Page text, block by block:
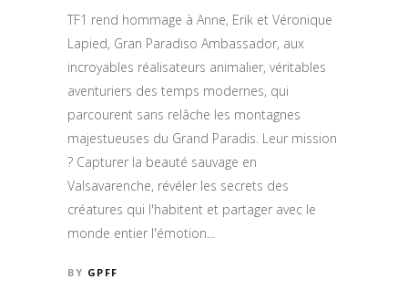
TF1 rend hommage à Anne, Erik et Véronique
Lapied, Gran Paradiso Ambassador, aux
incroyables réalisateurs animalier, véritables
aventuriers des temps modernes, qui
parcourent sans relâche les montagnes
majestueuses du Grand Paradis. Leur mission
? Capturer la beauté sauvage en
Valsavarenche, révéler les secrets des
créatures qui l'habitent et partager avec le
monde entier l'émotion...
BY GPFF